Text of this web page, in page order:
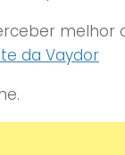
melhor
da Vaydor